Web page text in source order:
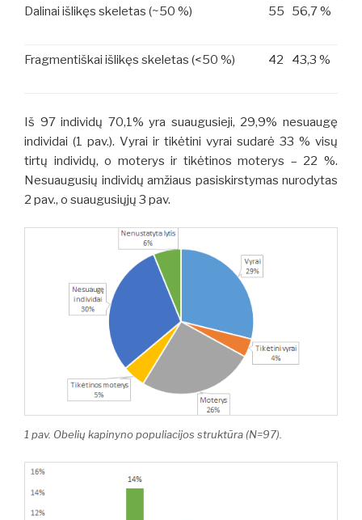
Dalinai išlikęs skeletas (~50 %) 55 56,7 %
Fragmentiškai išlikęs skeletas (<50 %) 42 43,3 %
Iš 97 individų 70,1% yra suaugusieji, 29,9% nesuaugę
individai (1 pav.). Vyrai ir tikėtini vyrai sudarė 33 % visų
tirtų individų, o moterys ir tikėtinos moterys – 22 %.
Nesuaugusių individų amžiaus pasiskirstymas nurodytas
2 pav., o suaugusiųjų 3 pav.
1 pav. Obelių kapinyno populiacijos struktūra (N=97).